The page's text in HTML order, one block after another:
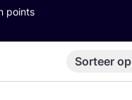
points
Sorteer op